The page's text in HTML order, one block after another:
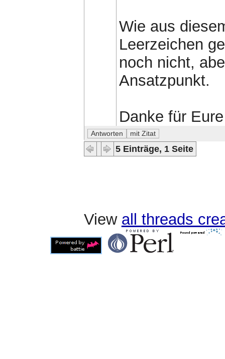
Wie aus
Leerzeichen
noch nicht,
Ansatzpunkt.
Danke für
5 Einträge, 1 Seite
View all threads